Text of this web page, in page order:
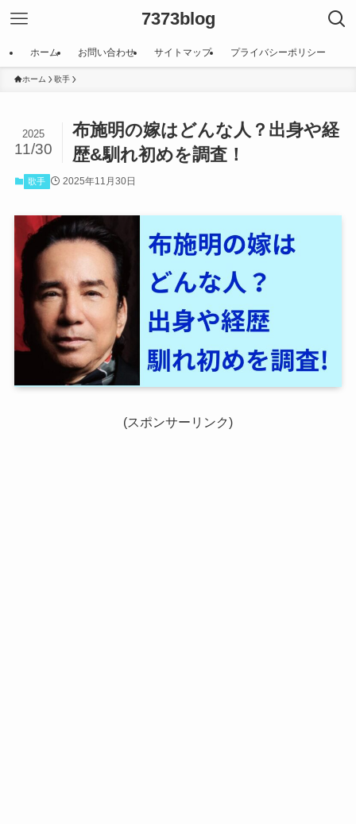
7373blog
ホーム お問い合わせ サイトマップ プライバシーポリシー
ホーム 歌手
布施明の嫁はどんな人？出身や経
歴&馴れ初めを調査！
2025
11/30
歌手 2025年11月30日
(スポンサーリンク)